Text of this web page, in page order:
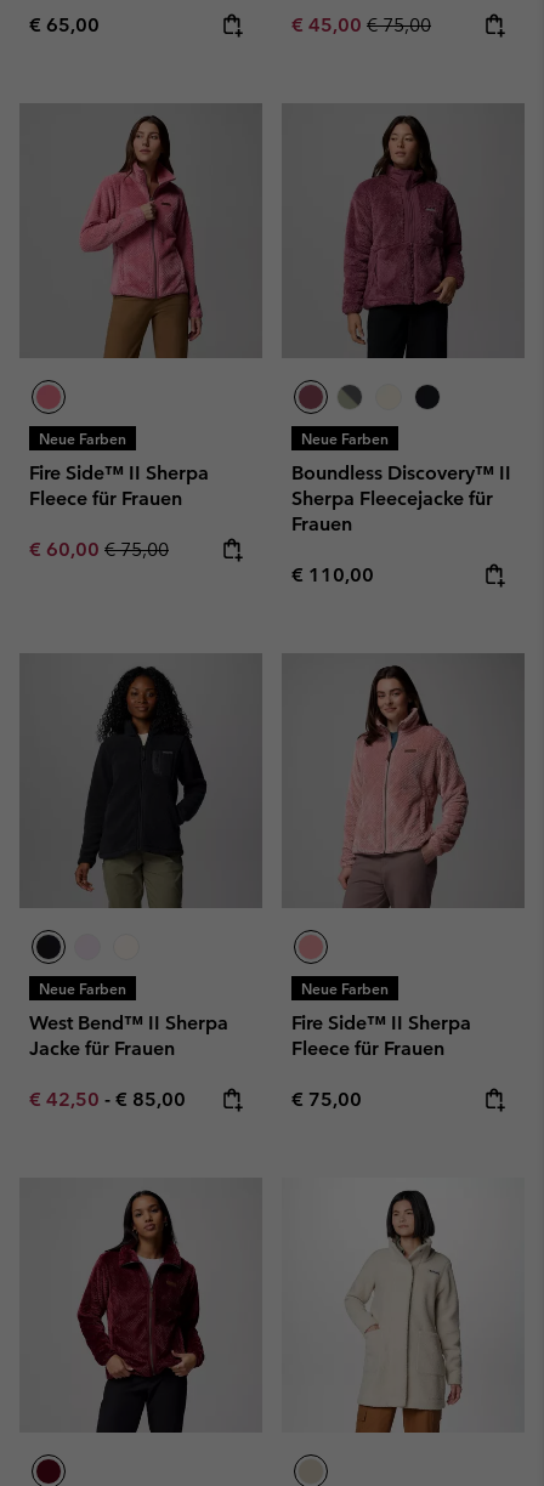
Regular price:
€ 65,00 Sale price:
€ 45,00 Regular price:
€ 75,00
Neue Farben
Fire Side™ II Sherpa
Fleece für Frauen
Sale price:
€ 60,00 Regular price:
€ 75,00
Neue Farben
Boundless Discovery™ II
Sherpa Fleecejacke für
Frauen
Regular price:
€ 110,00
Neue Farben
West Bend™ II Sherpa
Jacke für Frauen
Minimum sale price:
€ 42,50 - Maximum price:
€ 85,00
Neue Farben
Fire Side™ II Sherpa
Fleece für Frauen
Regular price:
€ 75,00